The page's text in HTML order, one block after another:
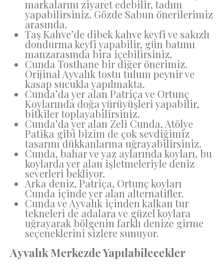
markalarını ziyaret edebilir, tadım
yapabilirsiniz. Gözde Sabun önerilerimiz
arasında.
Taş Kahve’de dibek kahve keyfi ve sakızlı
dondurma keyfi yapabilir, gün batımı
manzarasında bira içebilirsiniz.
Cunda Tosthane bir diğer önerimiz.
Orijinal Ayvalık tostu tulum peynir ve
kasap sucukla yapılmakta.
Cunda’da yer alan Patriça ve Ortunç
Koylarında doğa yürüyüşleri yapabilir,
bitkiler toplayabilirsiniz.
Cunda’da yer alan Zeli Cunda, Atölye
Patika gibi bizim de çok sevdiğimiz
tasarım dükkanlarına uğrayabilirsiniz.
Cunda, bahar ve yaz aylarında koyları, bu
koylarda yer alan işletmeleriyle deniz
severleri bekliyor.
Arka deniz, Patriça, Ortunç koyları
Cunda içinde yer alan alternatifler.
Cunda ve Ayvalık içinden kalkan tur
tekneleri de adalara ve güzel koylara
uğrayarak bölgenin farklı denize girme
seçeneklerini sizlere sunuyor.
Ayvalık Merkezde Yapılabilecekler